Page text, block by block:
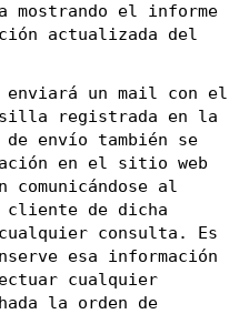
mostrando el informe
actualizada del
enviará un mail con el
registrada en la
de envío también se
en el sitio web
comunicándose al
de dicha
consulta. Es
esa información
cualquier
la orden de